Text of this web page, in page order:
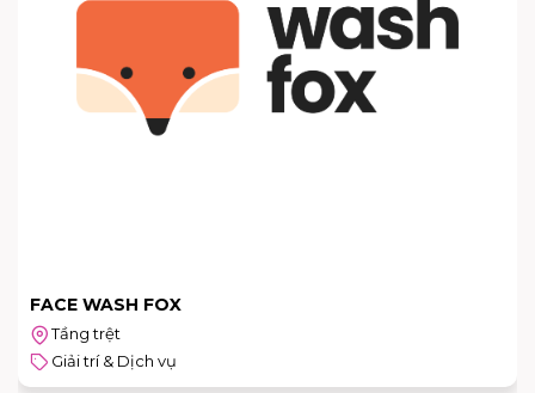
RAINBOW NORAEBANG
Tầng 2
Giải trí & Dịch vụ